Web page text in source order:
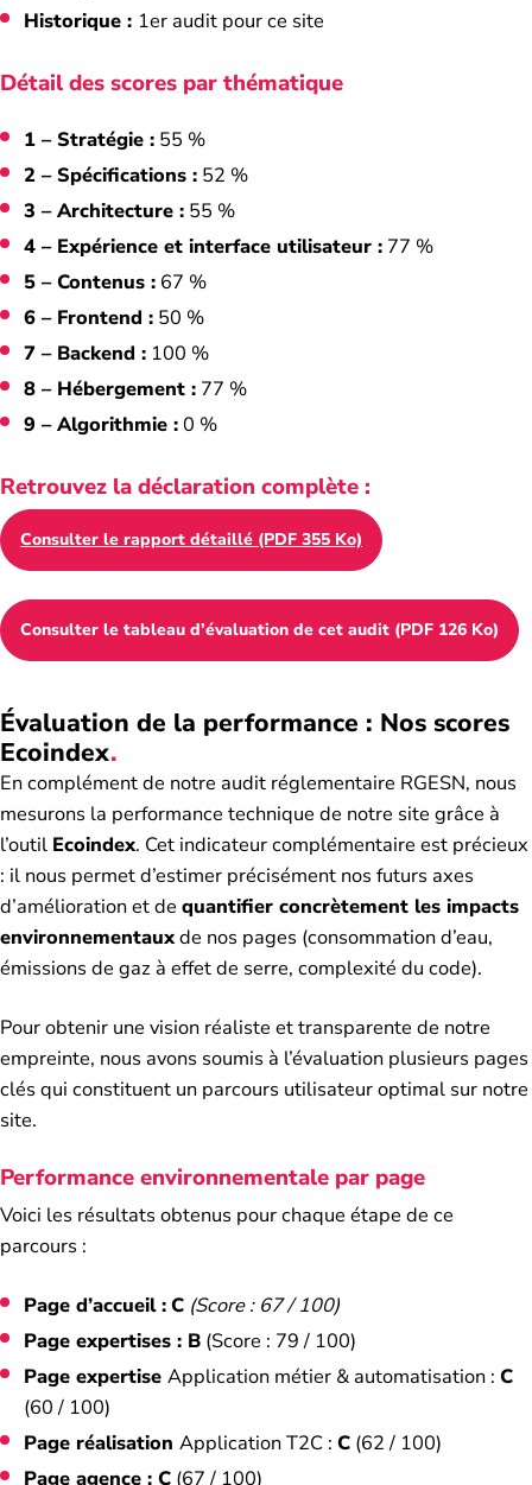
Historique : 1er audit pour ce site
Détail des scores par thématique
1 – Stratégie : 55 %
2 – Spécifications : 52 %
3 – Architecture : 55 %
4 – Expérience et interface utilisateur : 77 %
5 – Contenus : 67 %
6 – Frontend : 50 %
7 – Backend : 100 %
8 – Hébergement : 77 %
9 – Algorithmie :0 %
Retrouvez la déclaration complète :
Consulter le rapport détaillé (PDF 355 Ko)
Consulter le tableau d’évaluation de cet audit (PDF 126 Ko)
Évaluation de la performance : Nos scores
Ecoindex
En complément de notre audit réglementaire RGESN, nous
mesurons la performance technique de notre site grâce à
l’outil Ecoindex. Cet indicateur complémentaire est précieux
: il nous permet d’estimer précisément nos futurs axes
d’amélioration et de quantifier concrètement les impacts
environnementauxde nos pages (consommation d’eau,
émissions de gaz à effet de serre, complexité du code).
Pour obtenir une vision réaliste et transparente de notre
empreinte, nous avons soumis à l’évaluation plusieurs pages
clés qui constituent un parcours utilisateur optimal sur notre
site.
Performance environnementale par page
Voici les résultats obtenus pour chaque étape de ce
parcours :
Page d’accueil :C (Score : 67 / 100)
Page expertises : B (Score : 79 / 100)
Page expertise Application métier & automatisation : C
(60 / 100)
Page réalisation Application T2C : C (62 / 100)
Page agence : C (67 / 100)